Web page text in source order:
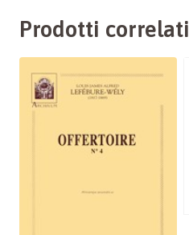
Prodotti correlati